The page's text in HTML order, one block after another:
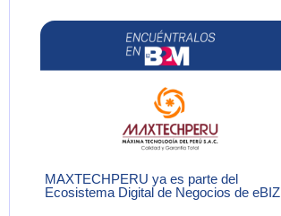
MAXTECHPERU ya es parte del
Ecosistema Digital de Negocios de eBIZ